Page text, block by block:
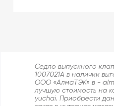
Седло выпускного
1007021A в наличии
ООО «АлмаТЭК» в -
лучшую стоимость на
yuchai. Приобрести